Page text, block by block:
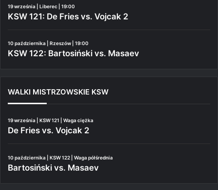
19 września | Liberec | 19:00
KSW 121: De Fries vs. Vojcak 2
10 października | Rzeszów | 19:00
KSW 122: Bartosiński vs. Masaev
WALKI MISTRZOWSKIE KSW
19 września | KSW 121 | Waga ciężka
De Fries vs. Vojcak 2
10 października | KSW 122 | Waga półśrednia
Bartosiński vs. Masaev